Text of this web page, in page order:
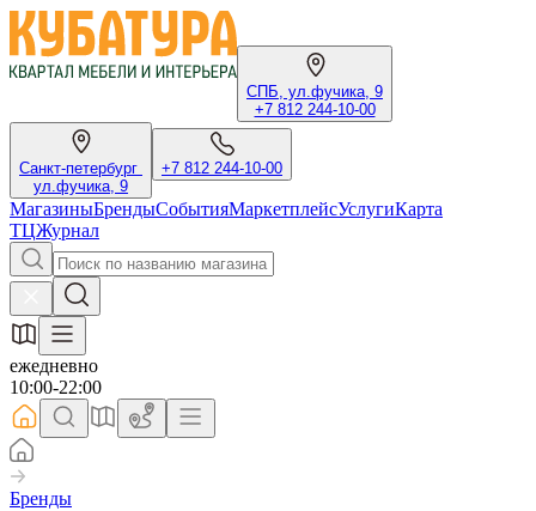
СПБ, ул.фучика, 9
+7 812 244-10-00
Санкт-петербург
ул.фучика, 9
+7 812 244-10-00
МагазиныБрендыСобытияМаркетплейсУслугиКарта
ТЦЖурнал
ежедневно
10:00-22:00
Бренды